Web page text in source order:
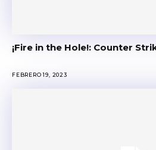
¡Fire in the Hole!: Counter
FEBRERO 19, 2023